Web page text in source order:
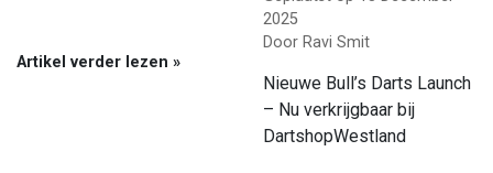
Artikel verder lezen »
2025
Door Ravi Smit
Nieuwe Bull’s Darts Launch
– Nu verkrijgbaar bij
DartshopWestland